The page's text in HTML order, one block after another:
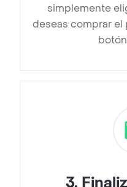
simplemente
deseas comprar el
botón
3.